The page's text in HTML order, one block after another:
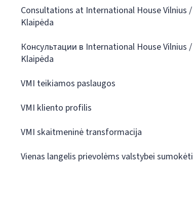
Consultations at International House Vilnius /
Klaipėda
Консультации в International House Vilnius /
Klaipėda
VMI teikiamos paslaugos
VMI kliento profilis
VMI skaitmeninė transformacija
Vienas langelis prievolėms valstybei sumokėti